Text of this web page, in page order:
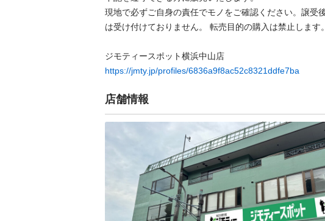
現地で必ずご⾃⾝の責任でモノをご確認ください。譲受
は受け付けておりません。 転売⽬的の購⼊は禁⽌します。
https://jmty.jp/profiles/6836a9f8ac52c8321ddfe7ba
店舗情報